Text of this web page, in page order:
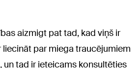
aizmigt pat tad, kad viņš ir
liecināt par miega traucējumiem
un tad ir ieteicams konsultēties